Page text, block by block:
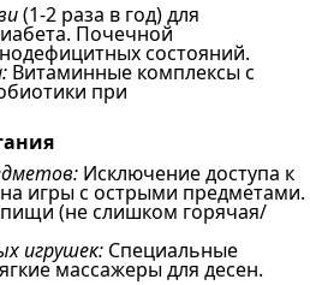
(1-2 раза в год) для
Почечной
состояний.
Витаминные комплексы с
при
Исключение доступа к
игры с острыми предметами.
(не слишком горячая/
игрушек: Специальные
массажеры для десен.